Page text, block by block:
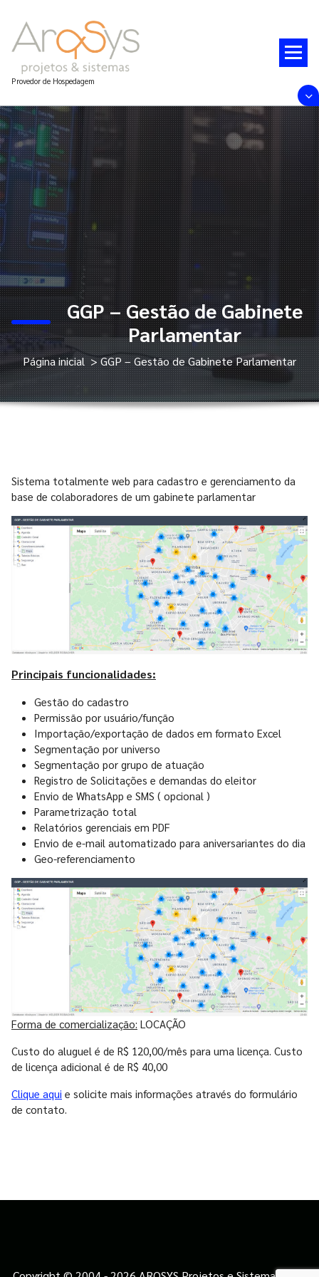
Provedor de Hospedagem
GGP – Gestão de Gabinete
Parlamentar
Página inicial>GGP – Gestão de Gabinete Parlamentar
Sistema totalmente web para cadastro e gerenciamento da
base de colaboradores de um gabinete parlamentar
Principais funcionalidades:
Gestão do cadastro
Permissão por usuário/função
Importação/exportação de dados em formato Excel
Segmentação por universo
Segmentação por grupo de atuação
Registro de Solicitações e demandas do eleitor
Envio de WhatsApp e SMS ( opcional )
Parametrização total
Relatórios gerenciais em PDF
Envio de e-mail automatizado para aniversariantes do dia
Geo-referenciamento
Forma de comercialização: LOCAÇÃO
Custo do aluguel é de R$ 120,00/mês para uma licença. Custo
de licença adicional é de R$ 40,00
Clique aqui e solicite mais informações através do formulário
de contato.